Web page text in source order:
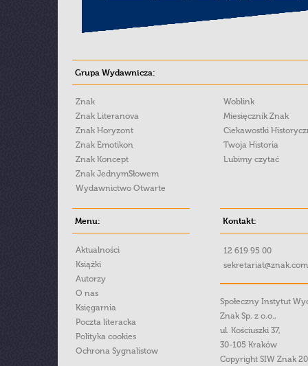
Grupa Wydawnicza:
Znak
Znak Literanova
Znak Horyzont
Znak Emotikon
Znak Koncept
Znak JednymSłowem
Wydawnictwo Otwarte
Woblink
Miesięcznik Znak
Ciekawostki
Twoja Historia
Lubimy czytać
Menu:
Aktualności
Książki
Autorzy
O nas
Księgarnia
Poczta literacka
Polityka cookies
Ochrona Sygnalistow
Kontakt:
12 619 95 00
Społeczny Instytut
Znak Sp. z o.o.,
ul. Kościuszki 37,
30-105 Kraków
Copyright SIW Znak